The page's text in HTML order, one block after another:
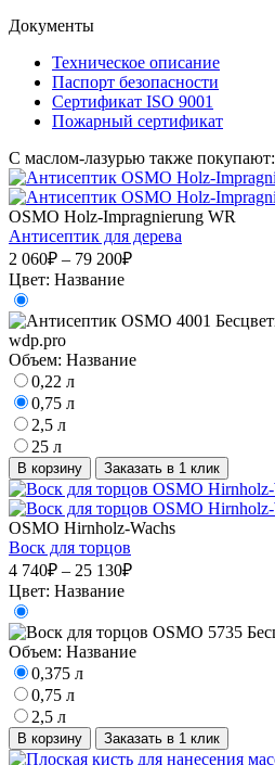
Документы
Техническое описание
Паспорт безопасности
Сертификат ISO 9001
Пожарный сертификат
С маслом-лазурью также покупают:
OSMO Holz-Impragnierung WR
Антисептик для дерева
2 060₽ – 79 200₽
Цвет: Название
Объем: Название
0,22 л
0,75 л
2,5 л
25 л
В корзину Заказать в 1 клик
OSMO Hirnholz-Wachs
Воск для торцов
4 740₽ – 25 130₽
Цвет: Название
Объем: Название
0,375 л
0,75 л
2,5 л
В корзину Заказать в 1 клик